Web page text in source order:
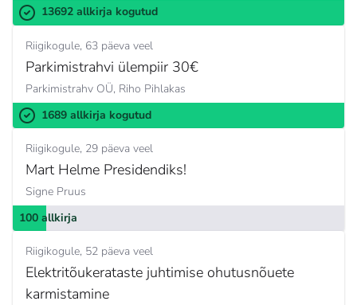
13692 allkirja kogutud
Riigikogule 63 päeva veel
Parkimistrahvi ülempiir 30€
Parkimistrahv OÜ, Riho Pihlakas
1689 allkirja kogutud
Riigikogule 29 päeva veel
Mart Helme Presidendiks!
Signe Pruus
100 allkirja
Riigikogule 52 päeva veel
Elektritõukerataste juhtimise ohutusnõuete
karmistamine